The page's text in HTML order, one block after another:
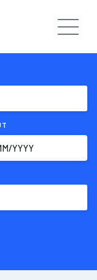
YYYY